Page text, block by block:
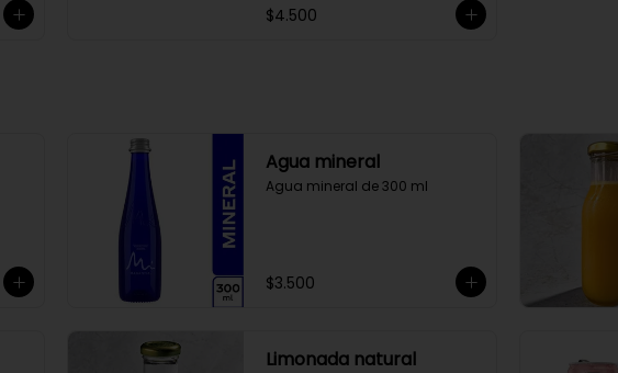
$4.500
Agua mineral
Agua mineral de 300 ml
$3.500
Limonada natural